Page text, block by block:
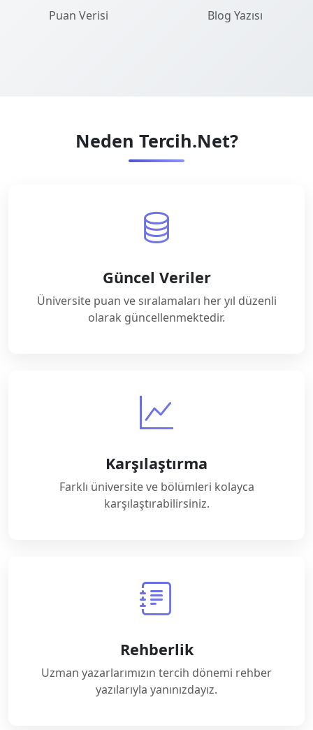
Puan Verisi Blog Yazısı
Neden Tercih.Net?
Güncel Veriler
Üniversite puan ve sıralamaları her yıl düzenli
olarak güncellenmektedir.
Karşılaştırma
Farklı üniversite ve bölümleri kolayca
karşılaştırabilirsiniz.
Rehberlik
Uzman yazarlarımızın tercih dönemi rehber
yazılarıyla yanınızdayız.